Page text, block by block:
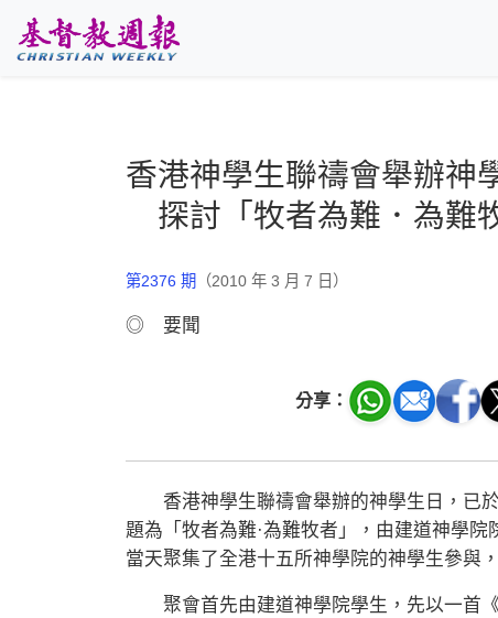
香港神學生聯禱會舉辦神
探討「牧者為難．為難
第2376 期 （2010 年 3 月 7 日）
◎ 要聞
分享：
香港神學生聯禱會舉辦的神學生日，已於
題為「牧者為難·為難牧者」，由建道神學
當天聚集了全港十五所神學院的神學生參與
聚會首先由建道神學院學生，先以一首《